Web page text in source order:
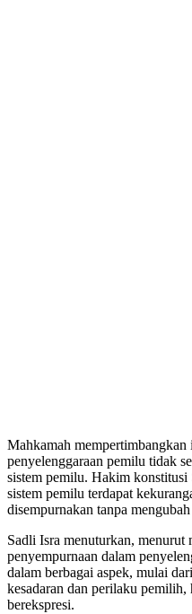
Mahkamah
penyelenggaraan pemilu tidak
sistem pemilu. Hakim konstitusi
sistem pemilu terdapat
disempurnakan tanpa
Sadli Isra menuturkan, menurut
penyempurnaan dalam
dalam berbagai aspek, mulai
kesadaran dan perilaku pemilih,
berekspresi.